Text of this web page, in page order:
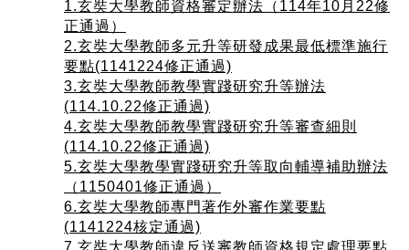
1.玄奘大學教師資格審定辦法（114年10月22修
正通過）
2.玄奘大學教師多元升等研發成果最低標準施行
要點(1141224修正通過)
3.玄奘大學教師教學實踐研究升等辦法
(114.10.22修正通過)
4.玄奘大學教師教學實踐研究升等審查細則
(114.10.22修正通過)
5.玄奘大學教學實踐研究升等取向輔導補助辦法
（1150401修正通過）
6.玄奘大學教師專門著作外審作業要點
(1141224核定通過)
7.玄奘大學教師違反送審教師資格規定處理要點